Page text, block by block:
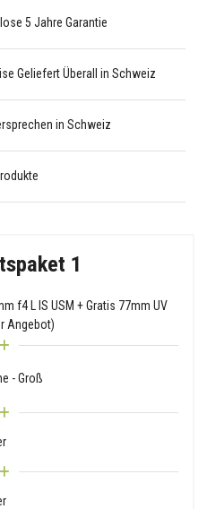
5 Jahre Garantie
Geliefert Überall in Schweiz
in Schweiz
1
f4 L IS USM + Gratis 77mm UV
Angebot)
- Groß